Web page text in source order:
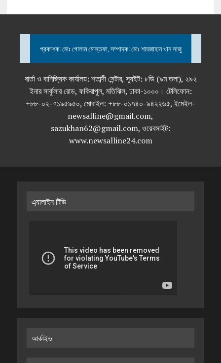
প্রকাশক: মোঃ গোলাম মোস্তফা, সম্পাদক: মোঃ শাহজাহান খান সাজু
বার্তা ও বানিজ্যিক কার্যালয়: শতাব্দী সেন্টার, স্যুইট: ৮ডি (৯ম তলা), ২৯২
ইনার সার্কুলার রোড, ফকিরাপুল, মতিঝিল, ঢাকা-১০০০। টেলিফোন:
+৮৮-০২-৭১৯৫৯৫০, মোবাইল: +৮৮-০১৭৪০-৯৪২২৬৫, ইমেইল-
newsalline@gmail.com,
sazukhan62@gmail.com, ওয়েবসাইট:
www.newsalline24.com
এ্যালাইন টিভি
আর্কাইভ